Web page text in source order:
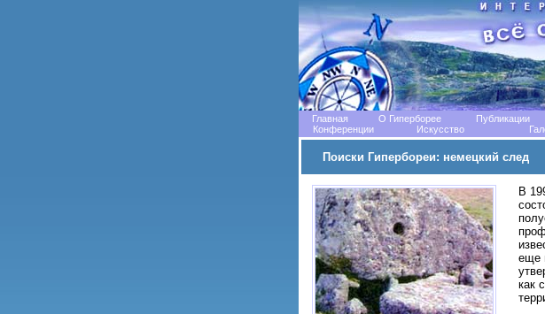
Главная О Гиперборее Публикации
Конференции
Искусство
Поиски Гипербореи: немецкий след
В
еще
как